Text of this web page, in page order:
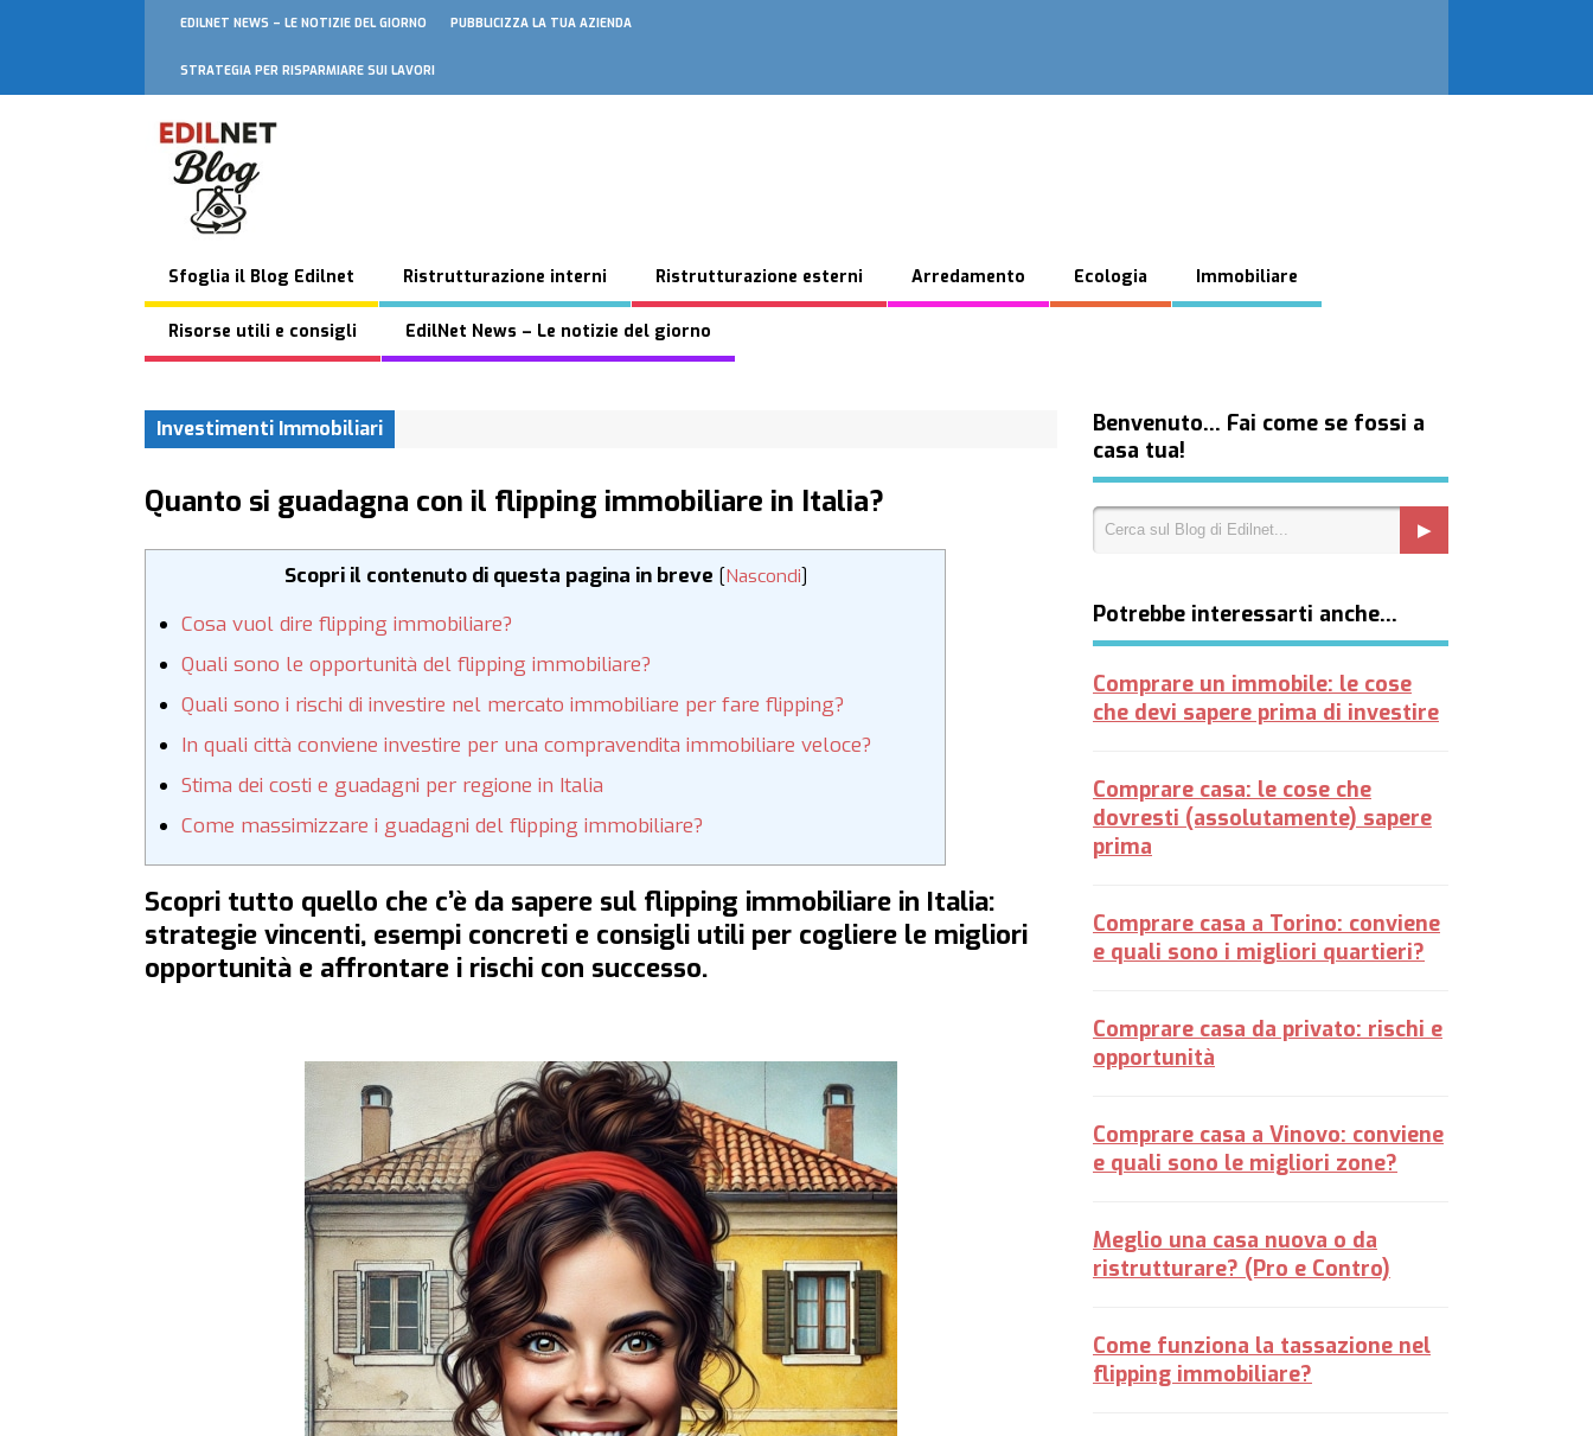
EDILNET NEWS – LE NOTIZIE DEL GIORNO PUBBLICIZZA LA TUA AZIENDA
STRATEGIA PER RISPARMIARE SUI LAVORI
Sfoglia il Blog Edilnet Ristrutturazione interni Ristrutturazione esterni Arredamento Ecologia Immobiliare
Risorse utili e consigli EdilNet News – Le notizie del giorno
Investimenti Immobiliari
Quanto si guadagna con il flipping immobiliare in Italia?
Scopri il contenuto di questa pagina in breve [Nascondi]
Cosa vuol dire flipping immobiliare?
Quali sono le opportunità del flipping immobiliare?
Quali sono i rischi di investire nel mercato immobiliare per fare flipping?
In quali città conviene investire per una compravendita immobiliare veloce?
Stima dei costi e guadagni per regione in Italia
Come massimizzare i guadagni del flipping immobiliare?
Scopri tutto quello che c’è da sapere sul flipping immobiliare in Italia:
strategie vincenti, esempi concreti e consigli utili per cogliere le migliori
opportunità e affrontare i rischi con successo.
Benvenuto… Fai come se fossi a
casa tua!
Potrebbe interessarti anche…
Comprare un immobile: le cose
che devi sapere prima di investire
Comprare casa: le cose che
dovresti (assolutamente) sapere
prima
Comprare casa a Torino: conviene
e quali sono i migliori quartieri?
Comprare casa da privato: rischi e
opportunità
Comprare casa a Vinovo: conviene
e quali sono le migliori zone?
Meglio una casa nuova o da
ristrutturare? (Pro e Contro)
Come funziona la tassazione nel
flipping immobiliare?